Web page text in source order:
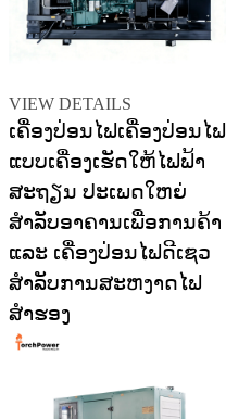
VIEW DETAILS
ເຄື່ອງປ່ອນໄຟເຄື່ອງປ່ອນໄຟ
ແບບເຄື່ອງເຮັດໃຫ້ໄຟຟ້າ
ສະຖຽນ ປະເພດໃຫຍ່
ສຳລັບອາຄານເພື່ອການຄ້າ
ແລະ ເຄື່ອງປ່ອນໄຟດີເຊວ
ສຳລັບການສະຫງາດໄຟ
ສຳຮອງ